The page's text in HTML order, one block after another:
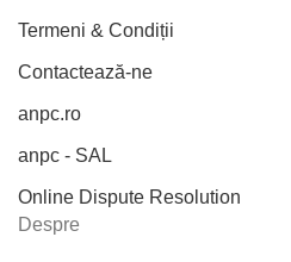
Termeni & Condiții
Contactează-ne
anpc.ro
anpc - SAL
Online Dispute Resolution
Despre